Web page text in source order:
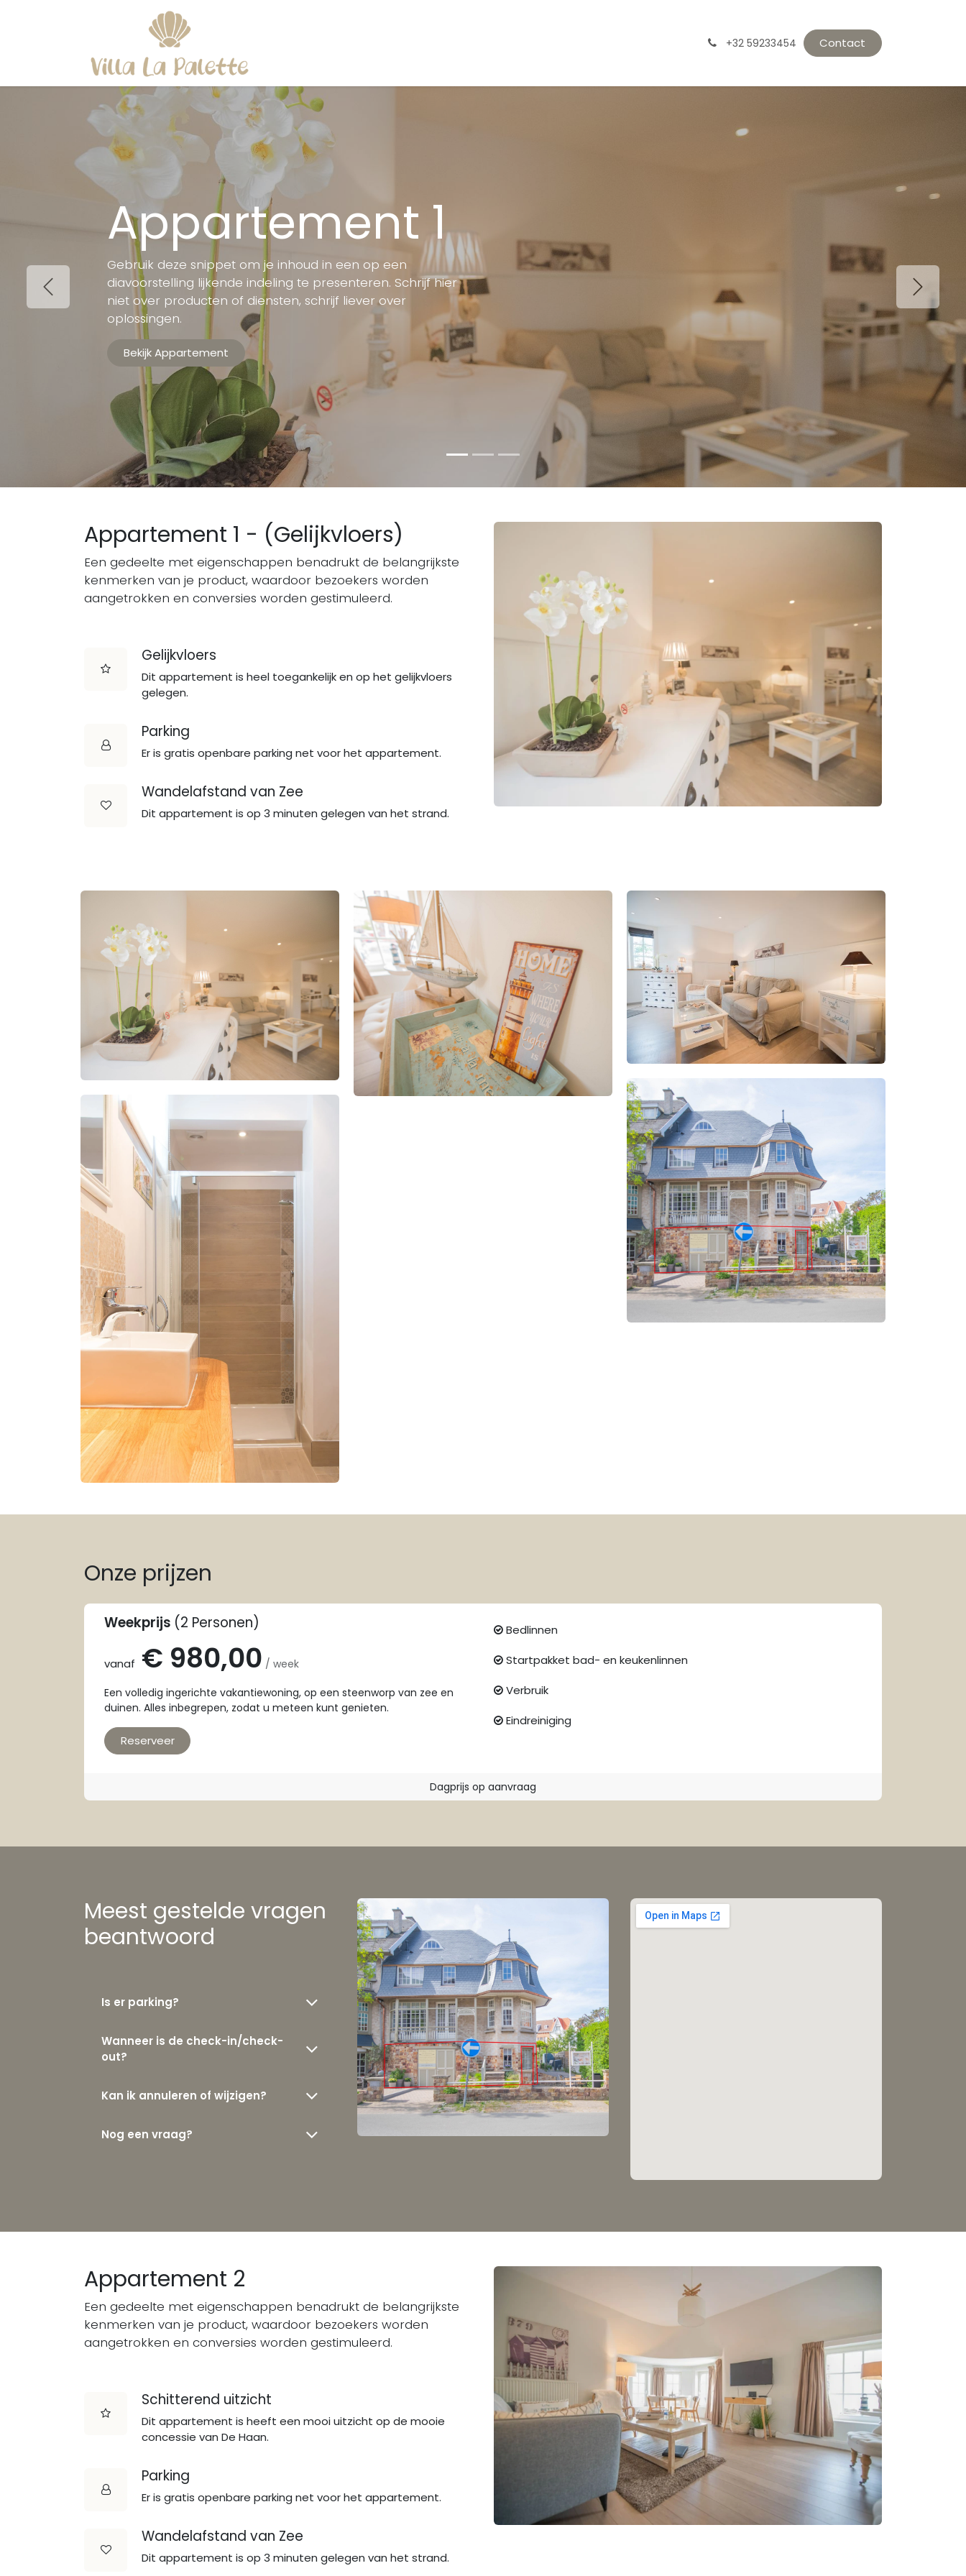
+32 59233454 Contact
Appartement 1
Gebruik deze snippet om je inhoud in een op een
diavoorstelling lijkende indeling te presenteren. Schrijf hier
niet over producten of diensten, schrijf liever over
oplossingen.
Bekijk Appartement
Vorige
Appartement 1 - (Gelijkvloers)
Een gedeelte met eigenschappen benadrukt de belangrijkste
kenmerken van je product, waardoor bezoekers worden
aangetrokken en conversies worden gestimuleerd.
Gelijkvloers
Dit appartement is heel toegankelijk en op het gelijkvloers
gelegen.
Parking
Er is gratis openbare parking net voor het appartement.
Wandelafstand van Zee
Dit appartement is op 3 minuten gelegen van het strand.
Onze prijzen
Weekprijs (2 Personen)
vanaf € 980,00 / week
Een volledig ingerichte vakantiewoning, op een steenworp van zee en
duinen. Alles inbegrepen, zodat u meteen kunt genieten.
Reserveer
Bedlinnen
Startpakket bad- en keukenlinnen
Verbruik
Eindreiniging
Dagprijs op aanvraag
Meest gestelde vragen
beantwoord
Is er parking?
Wanneer is de check-in/check-
out?
Kan ik annuleren of wijzigen?
Nog een vraag?
Appartement 2
Een gedeelte met eigenschappen benadrukt de belangrijkste
kenmerken van je product, waardoor bezoekers worden
aangetrokken en conversies worden gestimuleerd.
Schitterend uitzicht
Dit appartement is heeft een mooi uitzicht op de mooie
concessie van De Haan.
Parking
Er is gratis openbare parking net voor het appartement.
Wandelafstand van Zee
Dit appartement is op 3 minuten gelegen van het strand.